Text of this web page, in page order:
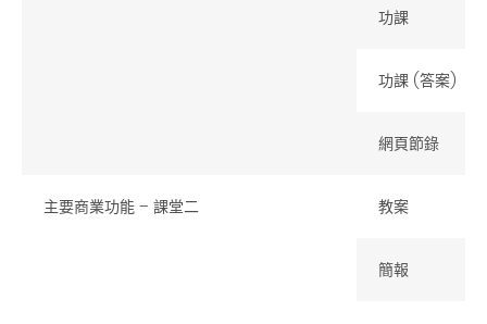
功課
功課 (答案)
網頁節錄
主要商業功能 – 課堂二 教案
簡報